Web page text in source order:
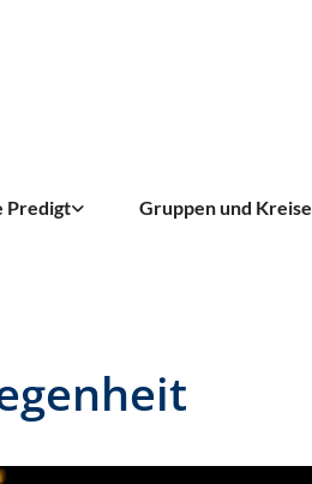
Predigt Gruppen und Kreise